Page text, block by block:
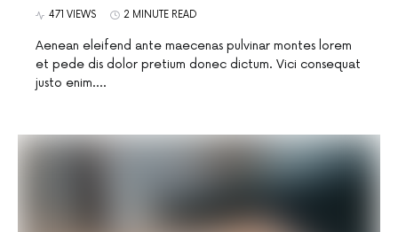
471 VIEWS 2 MINUTE READ
Aenean eleifend ante maecenas pulvinar montes lorem
et pede dis dolor pretium donec dictum. Vici consequat
justo enim.…